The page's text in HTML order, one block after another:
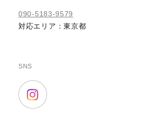
090-5183-9579
対応エリア：東京都
SNS